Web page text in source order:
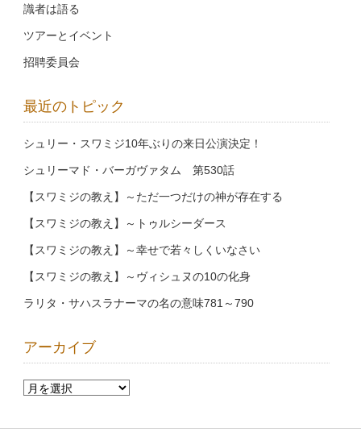
識者は語る
ツアーとイベント
招聘委員会
最近のトピック
シュリー・スワミジ10年ぶりの来日公演決定！
シュリーマド・バーガヴァタム 第530話
【スワミジの教え】～ただ一つだけの神が存在する
【スワミジの教え】～トゥルシーダース
【スワミジの教え】～幸せで若々しくいなさい
【スワミジの教え】～ヴィシュヌの10の化身
ラリタ・サハスラナーマの名の意味781～790
アーカイブ